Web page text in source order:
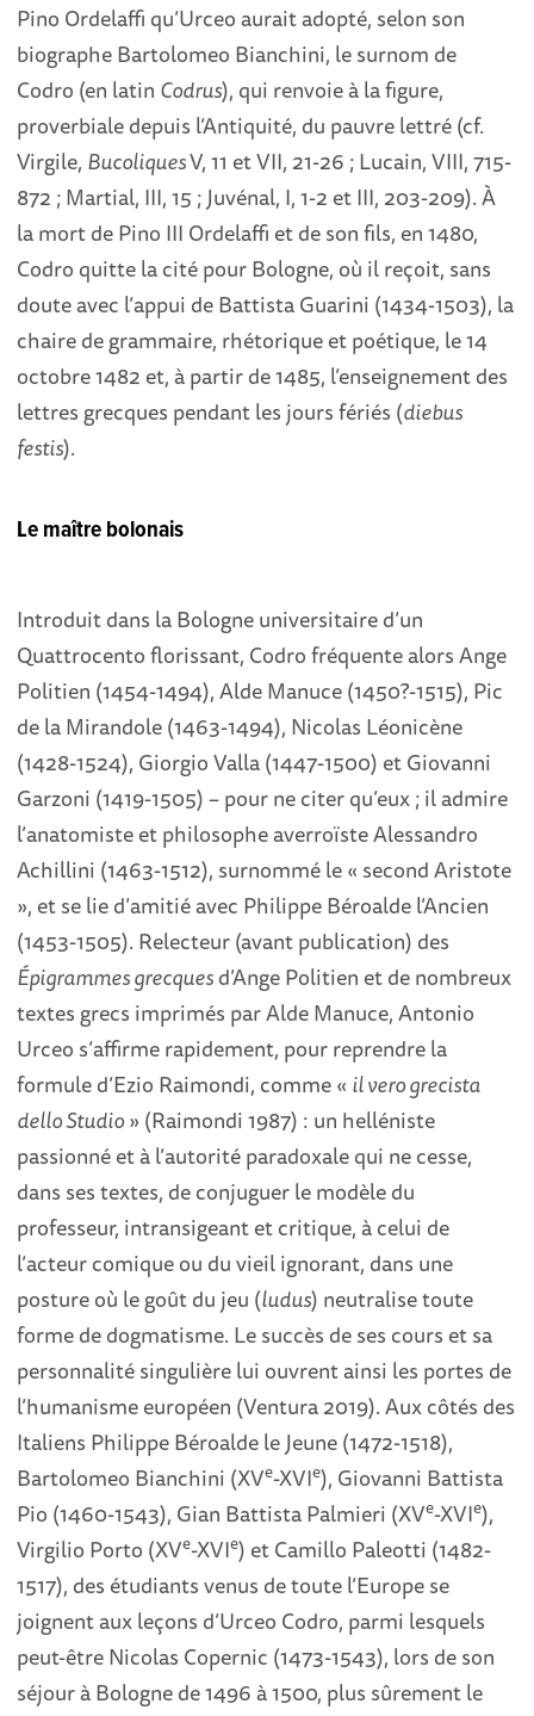
Pino Ordelaffi qu’Urceo aurait adopté, selon son
biographe Bartolomeo Bianchini, le surnom de
Codro (en latin Codrus), qui renvoie à la figure,
proverbiale depuis l’Antiquité, du pauvre lettré (cf.
Virgile, BucoliquesV, 11 et VII, 21-26 ; Lucain, VIII, 715-
872 ; Martial, III, 15 ; Juvénal, I, 1-2 et III, 203-209). À
la mort de Pino III Ordelaffi et de son fils, en 1480,
Codro quitte la cité pour Bologne, où il reçoit, sans
doute avec l’appui de Battista Guarini (1434-1503), la
chaire de grammaire, rhétorique et poétique, le 14
octobre 1482 et, à partir de 1485, l’enseignement des
lettres grecques pendant les jours fériés (diebus
festis).
Le maître bolonais
Introduit dans la Bologne universitaire d’un
Quattrocento florissant, Codro fréquente alors Ange
Politien (1454-1494), Alde Manuce (1450?-1515), Pic
de la Mirandole (1463-1494), Nicolas Léonicène
(1428-1524), Giorgio Valla (1447-1500) et Giovanni
Garzoni (1419-1505) – pour ne citer qu’eux ; il admire
l’anatomiste et philosophe averroïste Alessandro
Achillini (1463-1512), surnommé le « second Aristote
», et se lie d’amitié avec Philippe Béroalde l’Ancien
(1453-1505). Relecteur (avant publication) des
Épigrammes grecquesd’Ange Politien et de nombreux
textes grecs imprimés par Alde Manuce, Antonio
Urceo s’affirme rapidement, pour reprendre la
formule d’Ezio Raimondi, comme « il vero grecista
dello Studio» (Raimondi 1987) : un helléniste
passionné et à l’autorité paradoxale qui ne cesse,
dans ses textes, de conjuguer le modèle du
professeur, intransigeant et critique, à celui de
l’acteur comique ou du vieil ignorant, dans une
posture où le goût du jeu (ludus) neutralise toute
forme de dogmatisme. Le succès de ses cours et sa
personnalité singulière lui ouvrent ainsi les portes de
l’humanisme européen (Ventura 2019). Aux côtés des
Italiens Philippe Béroalde le Jeune (1472-1518),
Bartolomeo Bianchini (XVe-XVIe), Giovanni Battista
Pio (1460-1543), Gian Battista Palmieri (XVe-XVIe),
Virgilio Porto (XVe-XVIe) et Camillo Paleotti (1482-
1517), des étudiants venus de toute l’Europe se
joignent aux leçons d’Urceo Codro, parmi lesquels
peut-être Nicolas Copernic (1473-1543), lors de son
séjour à Bologne de 1496 à 1500, plus sûrement le